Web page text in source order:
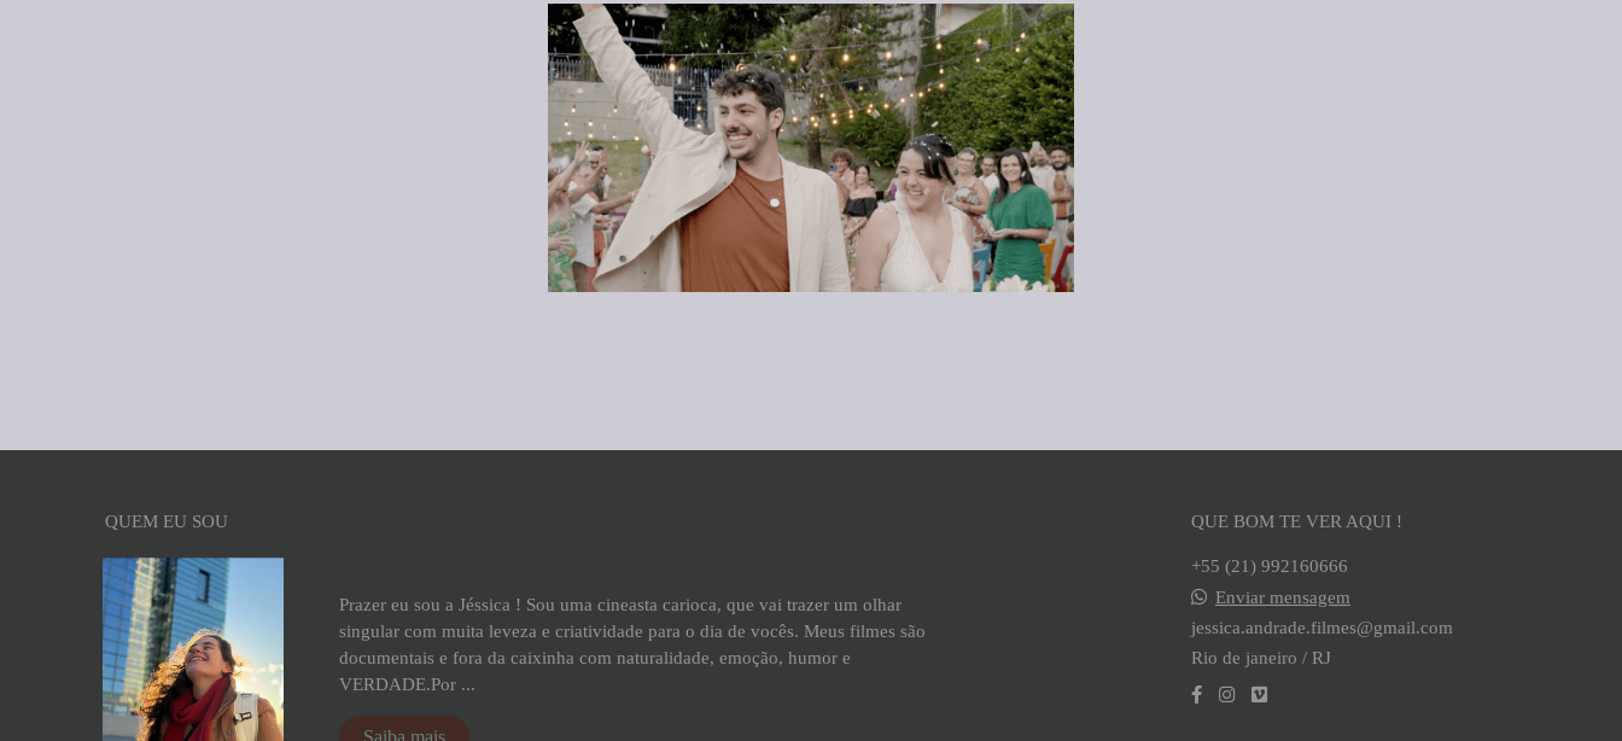
QUEM EU SOU
Prazer eu sou a Jéssica ! Sou uma cineasta carioca, que vai trazer um olhar
singular com muita leveza e criatividade para o dia de vocês. Meus filmes são
documentais e fora da caixinha com naturalidade, emoção, humor e
VERDADE.Por ...
Saiba mais
QUE BOM TE VER AQUI !
+55 (21) 992160666
Enviar mensagem
jessica.andrade.filmes@gmail.com
Rio de janeiro / RJ